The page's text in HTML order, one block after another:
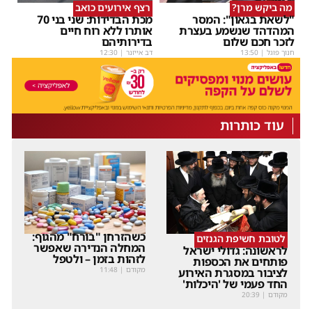
מה ביקש מרן?
"לשאת בגאון": המסר
המהדהד שנשמע בעצרת
לזכר חכם שלום
חנוך פוגל |
13:50
רצף אירועים כואב
מכת הבדידות: שני בני 70
אותרו ללא רוח חיים
בדירותיהם
דב אייזנר |
12:30
עוד כותרות
לטובת חשיפת הגנזים
לראשונה: גדולי ישראל
פותחים את הכספות
לציבור במסגרת האירוע
החד פעמי של 'היכלות'
מקודם |
20:39
כשהזרחן "בורח" מהגוף:
המחלה הנדירה שאפשר
לזהות בזמן – ולטפל
מקודם |
11:48